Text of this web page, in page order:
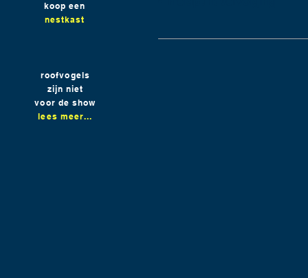
roofvogels
zijn niet
voor de show
lees meer...
koop een
nestkast